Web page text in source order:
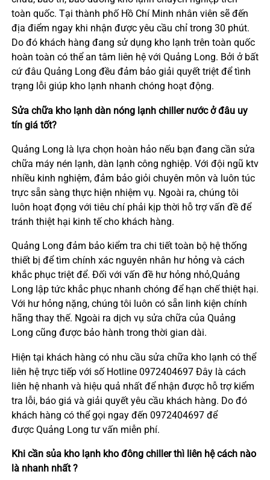
toàn quốc. Tại thành phố Hồ Chí Minh nhân viên sẽ đến
địa điểm ngay khi nhận được yêu cầu chỉ trong 30 phút.
Do đó khách hàng đang sử dụng kho lạnh trên toàn quốc
hoàn toàn có thể an tâm liên hệ với Quảng Long. Bởi ở bất
cứ đâu Quảng Long đều đảm bảo giải quyết triệt để tình
trạng lỗi giúp kho lạnh nhanh chóng hoạt động.
Sửa chữa kho lạnh dàn nóng lạnh chiller nước ở đâu uy
tín giá tốt?
Quảng Long là lựa chọn hoàn hảo nếu bạn đang cần sửa
chữa máy nén lạnh, dàn lạnh công nghiệp. Với đội ngũ ktv
nhiều kinh nghiệm, đảm bảo giỏi chuyên môn và luôn túc
trực sẵn sàng thực hiện nhiệm vụ. Ngoài ra, chúng tôi
luôn hoạt đọng với tiêu chí phải kịp thời hỗ trợ vấn đề để
tránh thiệt hại kinh tế cho khách hàng.
Quảng Long đảm bảo kiểm tra chi tiết toàn bộ hệ thống
thiết bị để tìm chính xác nguyên nhân hư hỏng và cách
khắc phục triệt để. Đối với vấn đề hư hỏng nhỏ,Quảng
Long lập tức khắc phục nhanh chóng để hạn chế thiệt hại.
Với hư hỏng nặng, chúng tôi luôn có sẵn linh kiện chính
hãng thay thế. Ngoài ra dịch vụ sửa chữa của Quảng
Long cũng được bảo hành trong thời gian dài.
Hiện tại khách hàng có nhu cầu sửa chữa kho lạnh có thể
liên hệ trực tiếp với số Hotline 0972404697 Đây là cách
liên hệ nhanh và hiệu quả nhất để nhận được hỗ trợ kiểm
tra lỗi, báo giá và giải quyết yêu cầu khách hàng. Do đó
khách hàng có thể gọi ngay đến 0972404697 để
được Quảng Long tư vấn miễn phí.
Khi cần sủa kho lạnh kho đông chiller thì liên hệ cách nào
là nhanh nhất ?